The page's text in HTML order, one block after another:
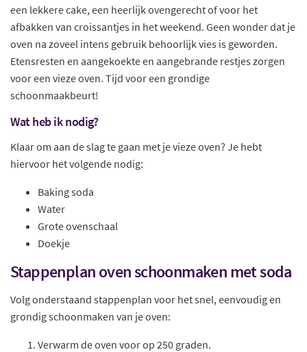
een lekkere cake, een heerlijk ovengerecht of voor het
afbakken van croissantjes in het weekend. Geen wonder dat je
oven na zoveel intens gebruik behoorlijk vies is geworden.
Etensresten en aangekoekte en aangebrande restjes zorgen
voor een vieze oven. Tijd voor een grondige
schoonmaakbeurt!
Wat heb ik nodig?
Klaar om aan de slag te gaan met je vieze oven? Je hebt
hiervoor het volgende nodig:
Baking soda
Water
Grote ovenschaal
Doekje
Stappenplan oven schoonmaken met soda
Volg onderstaand stappenplan voor het snel, eenvoudig en
grondig schoonmaken van je oven:
Verwarm de oven voor op 250 graden.